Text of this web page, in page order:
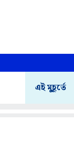
এই মুহূর্তে